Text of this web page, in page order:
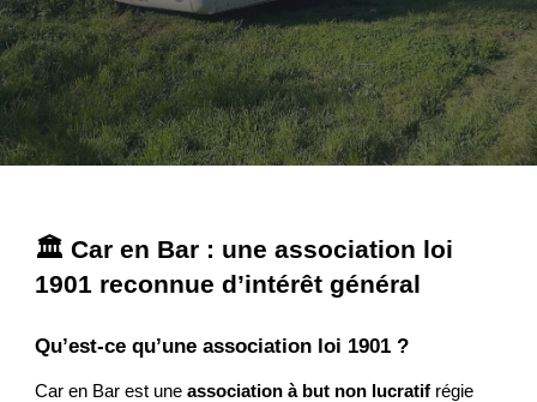
🏛 Car en Bar : une association loi
1901 reconnue d’intérêt général
Qu’est-ce qu’une association loi 1901 ?
Car en Bar est uneassociation à but non lucratif régie